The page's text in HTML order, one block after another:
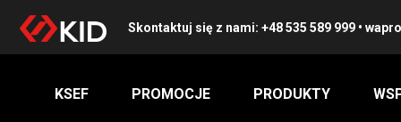
Skontaktuj się z nami: +48 535 589 999•
KSEF PROMOCJE PRODUKTY